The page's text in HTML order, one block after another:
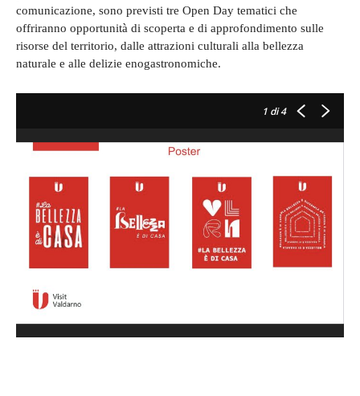
comunicazione, sono previsti tre Open Day tematici che
offriranno opportunità di scoperta e di approfondimento sulle
risorse del territorio, dalle attrazioni culturali alla bellezza
naturale e alle delizie enogastronomiche.
1 di 4